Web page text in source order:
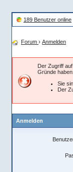
189 Benutzer online
Forum › Anmelden
Der Zugriff
Gründe haben:
Sie
Der
Anmelden